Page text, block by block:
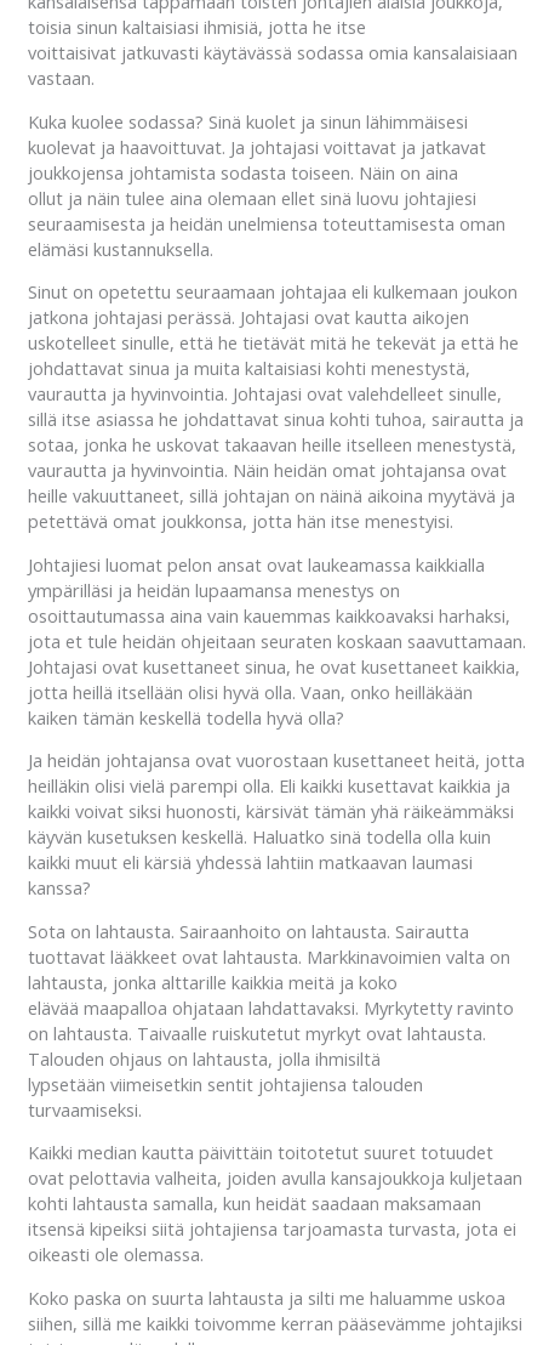
toisia sinun kaltaisiasi ihmisiä, jotta he itse
voittaisivat jatkuvasti käytävässä sodassa omia kansalaisiaan
vastaan.
Kuka kuolee sodassa? Sinä kuolet ja sinun lähimmäisesi
kuolevat ja haavoittuvat. Ja johtajasi voittavat ja jatkavat
joukkojensa johtamista sodasta toiseen. Näin on aina
ollut ja näin tulee aina olemaan ellet sinä luovu johtajiesi
seuraamisesta ja heidän unelmiensa toteuttamisesta oman
elämäsi kustannuksella.
Sinut on opetettu seuraamaan johtajaa eli kulkemaan joukon
jatkona johtajasi perässä. Johtajasi ovat kautta aikojen
uskotelleet sinulle, että he tietävät mitä he tekevät ja että he
johdattavat sinua ja muita kaltaisiasi kohti menestystä,
vaurautta ja hyvinvointia. Johtajasi ovat valehdelleet sinulle,
sillä itse asiassa he johdattavat sinua kohti tuhoa, sairautta ja
sotaa, jonka he uskovat takaavan heille itselleen menestystä,
vaurautta ja hyvinvointia. Näin heidän omat johtajansa ovat
heille vakuuttaneet, sillä johtajan on näinä aikoina myytävä ja
petettävä omat joukkonsa, jotta hän itse menestyisi.
Johtajiesi luomat pelon ansat ovat laukeamassa kaikkialla
ympärilläsi ja heidän lupaamansa menestys on
osoittautumassa aina vain kauemmas kaikkoavaksi harhaksi,
jota et tule heidän ohjeitaan seuraten koskaan saavuttamaan.
Johtajasi ovat kusettaneet sinua, he ovat kusettaneet kaikkia,
jotta heillä itsellään olisi hyvä olla. Vaan, onko heilläkään
kaiken tämän keskellä todella hyvä olla?
Ja heidän johtajansa ovat vuorostaan kusettaneet heitä, jotta
heilläkin olisi vielä parempi olla. Eli kaikki kusettavat kaikkia ja
kaikki voivat siksi huonosti, kärsivät tämän yhä räikeämmäksi
käyvän kusetuksen keskellä. Haluatko sinä todella olla kuin
kaikki muut eli kärsiä yhdessä lahtiin matkaavan laumasi
kanssa?
Sota on lahtausta. Sairaanhoito on lahtausta. Sairautta
tuottavat lääkkeet ovat lahtausta. Markkinavoimien valta on
lahtausta, jonka alttarille kaikkia meitä ja koko
elävää maapalloa ohjataan lahdattavaksi. Myrkytetty ravinto
on lahtausta. Taivaalle ruiskutetut myrkyt ovat lahtausta.
Talouden ohjaus on lahtausta, jolla ihmisiltä
lypsetään viimeisetkin sentit johtajiensa talouden
turvaamiseksi.
Kaikki median kautta päivittäin toitotetut suuret totuudet
ovat pelottavia valheita, joiden avulla kansajoukkoja kuljetaan
kohti lahtausta samalla, kun heidät saadaan maksamaan
itsensä kipeiksi siitä johtajiensa tarjoamasta turvasta, jota ei
oikeasti ole olemassa.
Koko paska on suurta lahtausta ja silti me haluamme uskoa
siihen, sillä me kaikki toivomme kerran pääsevämme johtajiksi